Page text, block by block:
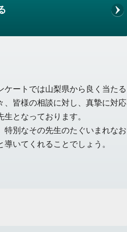
ートでは山梨県から良く当たる
、皆様の相談に対し、真摯に対応
となっております。
特別なその先生のたぐいまれなお
いてくれることでしょう。